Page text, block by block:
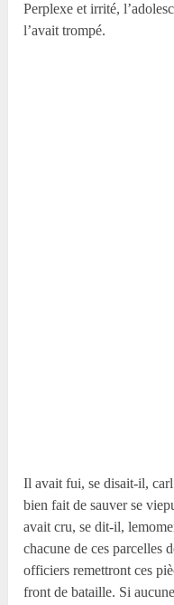
Perplexe et irrité,
l’avait trompé.
Il avait fui, se disait-il,
bien fait de sauver se
avait cru, se dit-il,
chacune de ces parcelles
officiers remettront ces
front de bataille. Si